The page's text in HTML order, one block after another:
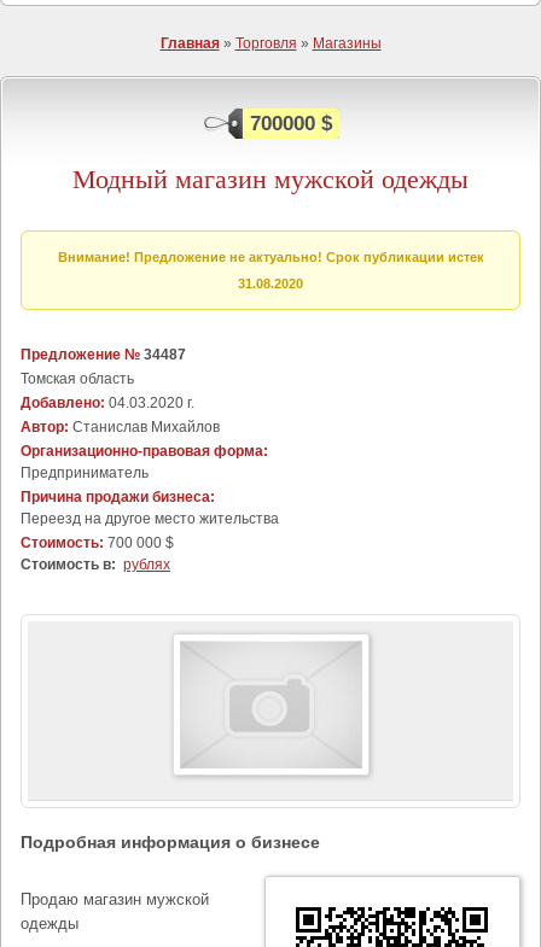
Главная» Торговля » Магазины
700000 $
Модный магазин мужской одежды
Внимание! Предложение не актуально! Срок публикации истек
31.08.2020
Предложение № 34487
Томская область
Добавлено: 04.03.2020 г.
Автор: Станислав Михайлов
Организационно-правовая форма:
Предприниматель
Причина продажи бизнеса:
Переезд на другое место жительства
Стоимость: 700 000 $
Стоимость в: рублях
Подробная информация о бизнесе
Продаю магазин мужской
одежды